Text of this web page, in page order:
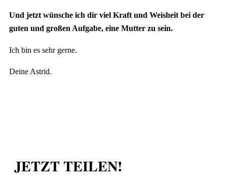
Und jetzt wünsche ich dir viel Kraft und Weisheit bei der
guten und großen Aufgabe, eine Mutter zu sein.
Ich bin es sehr gerne.
Deine Astrid.
JETZT TEILEN!